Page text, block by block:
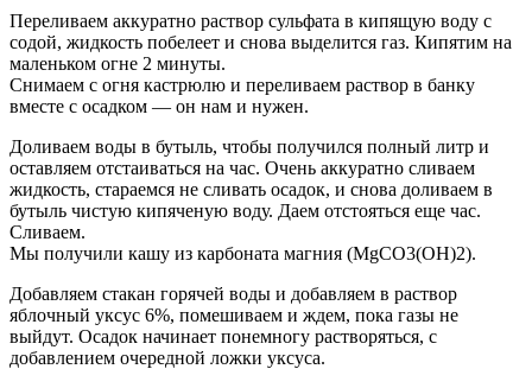
Переливаем аккуратно раствор сульфата в кипящую воду с
содой, жидкость побелеет и снова выделится газ. Кипятим на
маленьком огне 2 минуты.
Снимаем с огня кастрюлю и переливаем раствор в банку
вместе с осадком — он нам и нужен.
Доливаем воды в бутыль, чтобы получился полный литр и
оставляем отстаиваться на час. Очень аккуратно сливаем
жидкость, стараемся не сливать осадок, и снова доливаем в
бутыль чистую кипяченую воду. Даем отстояться еще час.
Сливаем.
Мы получили кашу из карбоната магния (MgCO3(OH)2).
Добавляем стакан горячей воды и добавляем в раствор
яблочный уксус 6%, помешиваем и ждем, пока газы не
выйдут. Осадок начинает понемногу растворяться, с
добавлением очередной ложки уксуса.